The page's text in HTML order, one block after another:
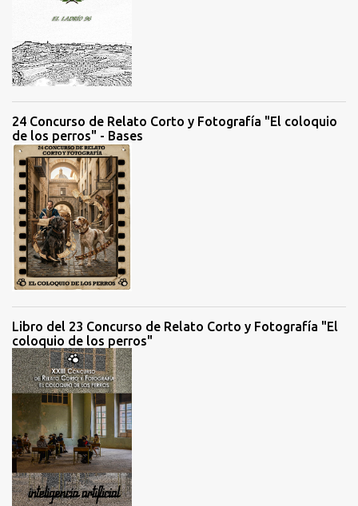
i
o
24 Concurso de Relato Corto y Fotografía "El coloquio
de los perros" - Bases
Libro del 23 Concurso de Relato Corto y Fotografía "El
coloquio de los perros"